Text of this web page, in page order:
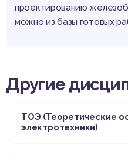
проектированию
можно из базы готовых
Другие
ТОЭ (Теоретические
электротехники)